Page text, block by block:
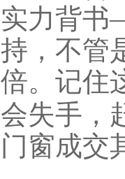
实力背书
持，不管
倍。记住
会失手，
门窗成交